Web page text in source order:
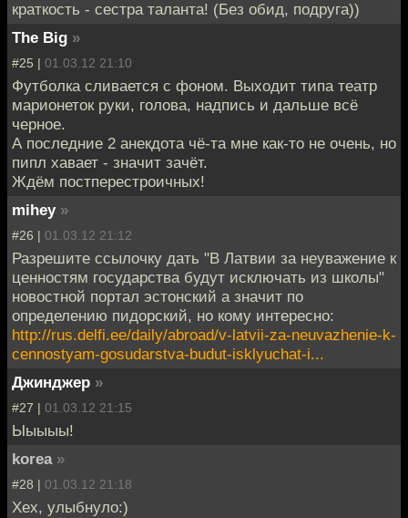
краткость - сестра таланта! (Без обид, подруга))
The Big »
#25 | 01.03.12 21:10
Футболка сливается с фоном. Выходит типа театр
марионеток руки, голова, надпись и дальше всё
черное.
А последние 2 анекдота чё-та мне как-то не очень, но
пипл хавает - значит зачёт.
Ждём постперестроичных!
mihey »
#26 | 01.03.12 21:12
Разрешите ссылочку дать "В Латвии за неуважение к
ценностям государства будут исключать из школы"
новостной портал эстонский а значит по
определению пидорский, но кому интересно:
http://rus.delfi.ee/daily/abroad/v-latvii-za-neuvazhenie-k-
cennostyam-gosudarstva-budut-isklyuchat-i...
Джинджер »
#27 | 01.03.12 21:15
Ыыыыы!
korea »
#28 | 01.03.12 21:18
Хех, улыбнуло:)